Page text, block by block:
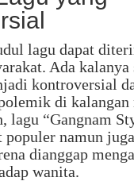
lagu dapat
Ada kalanya
kontroversial
di kalangan
lagu “Gangnam
populer namun
dianggap
wanita.